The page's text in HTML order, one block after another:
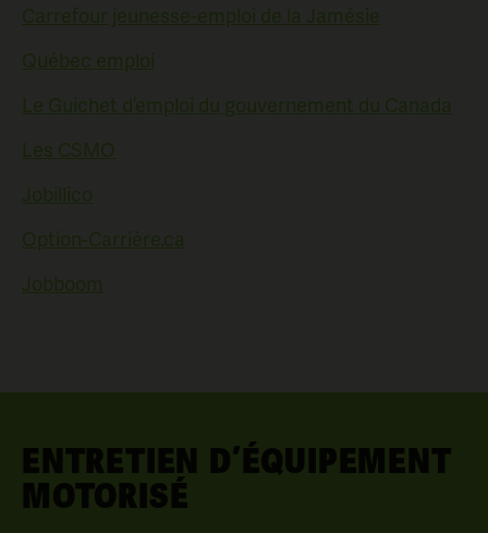
Carrefour jeunesse-emploi de la Jamésie
Québec emploi
Le Guichet d’emploi du gouvernement du Canada
Les CSMO
Jobillico
Option-Carrière.ca
Jobboom
ENTRETIEN D’ÉQUIPEMENT
MOTORISÉ